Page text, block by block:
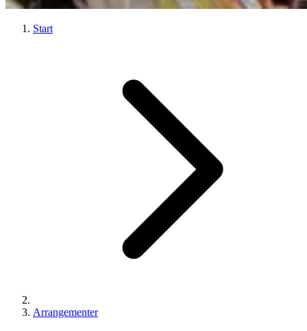
Start
Arrangementer